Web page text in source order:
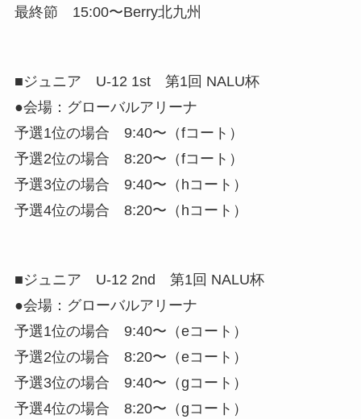
最終節 15:00〜Berry北九州
■ジュニア U-12 1st 第1回 NALU杯
●会場：グローバルアリーナ
予選1位の場合 9:40〜（fコート）
予選2位の場合 8:20〜（fコート）
予選3位の場合 9:40〜（hコート）
予選4位の場合 8:20〜（hコート）
■ジュニア U-12 2nd 第1回 NALU杯
●会場：グローバルアリーナ
予選1位の場合 9:40〜（eコート）
予選2位の場合 8:20〜（eコート）
予選3位の場合 9:40〜（gコート）
予選4位の場合 8:20〜（gコート）